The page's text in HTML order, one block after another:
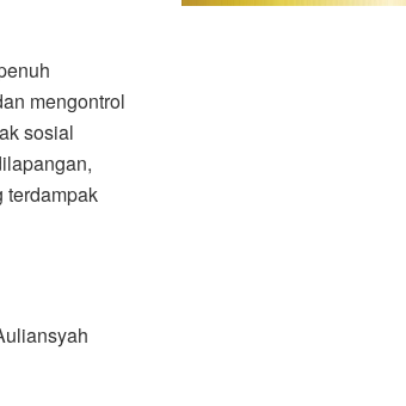
mengontrol
sosial
terdampak